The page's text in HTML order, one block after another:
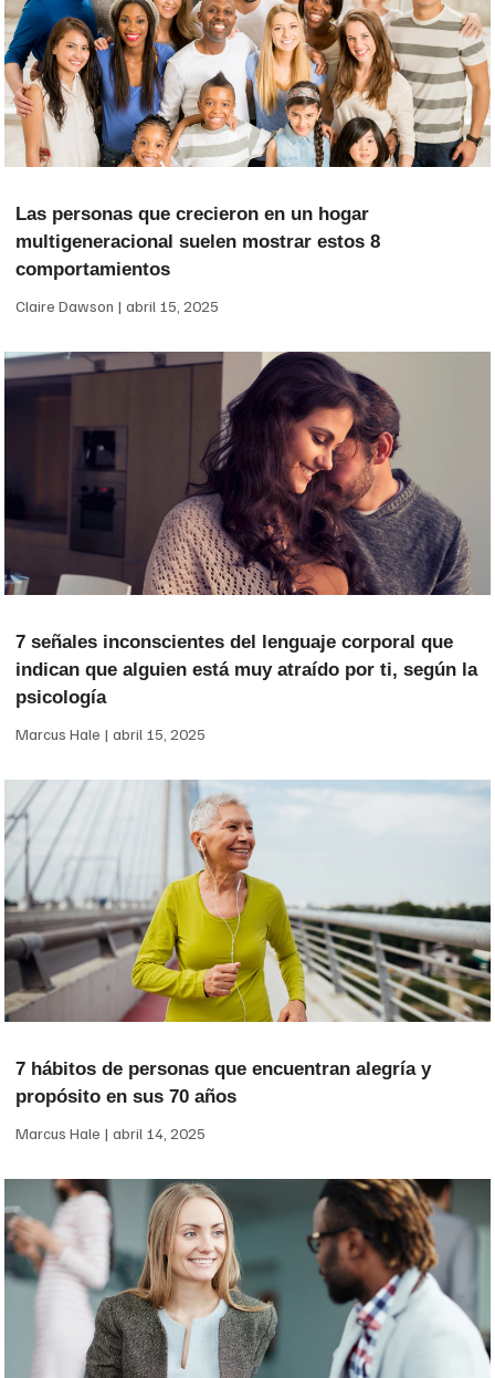
Las personas que crecieron en un hogar
multigeneracional suelen mostrar estos 8
comportamientos
Claire Dawson abril 15, 2025
7 señales inconscientes del lenguaje corporal que
indican que alguien está muy atraído por ti, según la
psicología
Marcus Hale abril 15, 2025
7 hábitos de personas que encuentran alegría y
propósito en sus 70 años
Marcus Hale abril 14, 2025